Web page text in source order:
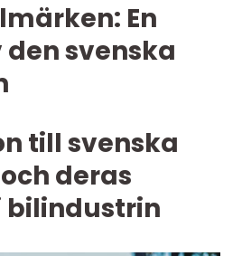
En
svenska
till svenska
deras
bilindustrin